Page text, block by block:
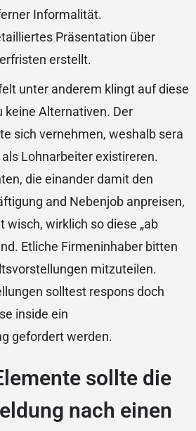
Informalität.
Präsentation über
erstellt.
unter anderem klingt auf diese
keine Alternativen. Der
sich vernehmen, weshalb sera
Lohnarbeiter existireren.
die einander damit den
and Nebenjob anpreisen,
wisch, wirklich so diese „ab
Etliche Firmeninhaber bitten
mitzuteilen.
solltest respons doch
inside ein
gefordert werden.
sollte die
nach einen